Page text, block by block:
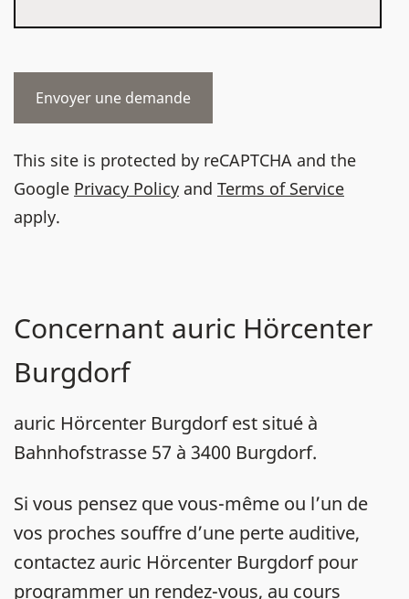
This site is protected by reCAPTCHA and the
Google Privacy Policy and Terms of Service
apply.
Concernant auric Hörcenter
Burgdorf
auric Hörcenter Burgdorf est situé à
Bahnhofstrasse 57 à 3400 Burgdorf.
Si vous pensez que vous-même ou l’un de
vos proches souffre d’une perte auditive,
contactez auric Hörcenter Burgdorf pour
programmer un rendez-vous, au cours